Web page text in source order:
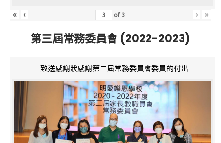
« ‹ of3 › »
第三屆常務委員會 (2022-2023)
致送感謝狀感謝第二屆常務委員會委員的付出